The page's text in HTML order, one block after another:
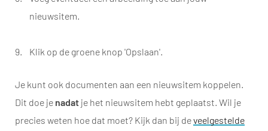
nieuwsitem.
Klik op de groene knop 'Opslaan'.
Je kunt ook documenten aan een nieuwsitem koppelen.
Dit doe je nadat je het nieuwsitem hebt geplaatst. Wil je
precies weten hoe dat moet? Kijk dan bij deveelgestelde